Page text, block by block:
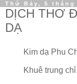
Thứ Bảy, 5 tháng
DỊCH THƠ
DẠ
Kim dạ Phu
Khuê trung chỉ